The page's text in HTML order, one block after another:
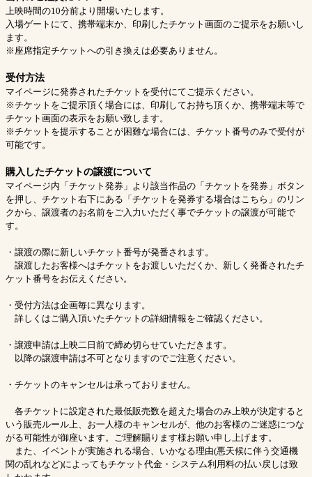
上映時間の10分前より開場いたします。
入場ゲートにて、携帯端末か、印刷したチケット画面のご提示をお願いし
ます。
※座席指定チケットへの引き換えは必要ありません。
受付方法
マイページに発券されたチケットを受付にてご提示ください。
※チケットをご提示頂く場合には、印刷してお持ち頂くか、携帯端末等で
チケット画面の表示をお願い致します。
※チケットを提示することが困難な場合には、チケット番号のみで受付が
可能です。
購入したチケットの譲渡について
マイページ内「チケット発券」より該当作品の「チケットを発券」ボタン
を押し、チケット右下にある「チケットを発券する場合はこちら」のリン
クから、譲渡者のお名前をご入力いただく事でチケットの譲渡が可能で
す。
・譲渡の際に新しいチケット番号が発番されます。
譲渡したお客様へはチケットをお渡しいただくか、新しく発番されたチ
ケット番号をお伝えください。
・受付方法は企画毎に異なります。
詳しくはご購入頂いたチケットの詳細情報をご確認ください。
・譲渡申請は上映二日前で締め切らせていただきます。
以降の譲渡申請は不可となりますのでご注意ください。
・チケットのキャンセルは承っておりません。
各チケットに設定された最低販売数を超えた場合のみ上映が決定すると
いう販売ルール上、お一人様のキャンセルが、他のお客様のご迷惑につな
がる可能性が御座います。ご理解賜ります様お願い申し上げます。
また、イベントが実施される場合、いかなる理由(悪天候に伴う交通機
関の乱れなど)によってもチケット代金・システム利用料の払い戻しは致